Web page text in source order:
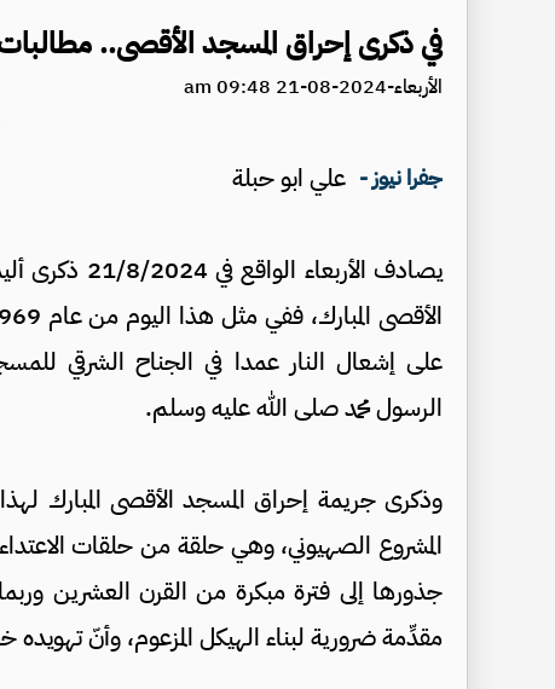
في ذكرى إحراق المسجد الأقصى..
الأربعاء-2024-08-21 09:48 am
جفرا نيوز - علي ابو حبلة
يصادف
على إشعال النار عمدا في الجناح الشرقي
الرسول محمد صلى الله عليه وسلم.
وذكرى جريمة إحراق المسجد الأقصى المبارك
المشروع الصهيوني، وهي حلقة من حلقات
جذورها إلى فترة مبكرة من القرن العشرين
مقدِّمة ضرورية لبناء الهيكل المزعوم، وأنّ